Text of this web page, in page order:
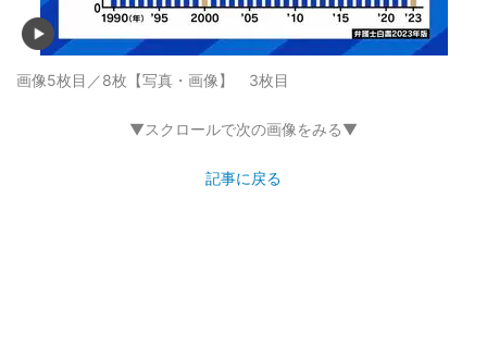
画像5枚目／8枚 【写真・画像】 3枚目
▼スクロールで次の画像をみる▼
記事に戻る